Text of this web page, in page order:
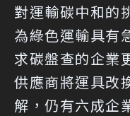
對運輸碳中和的
為綠色運輸具有
求碳盤查的企業
供應商將運具改
解，仍有六成企